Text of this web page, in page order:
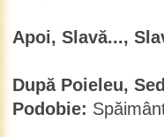
Apoi, Slavă...,
După Poieleu,
Podobie: